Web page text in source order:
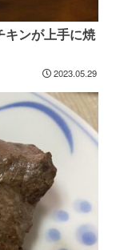
ンが上手に焼
2023.05.29